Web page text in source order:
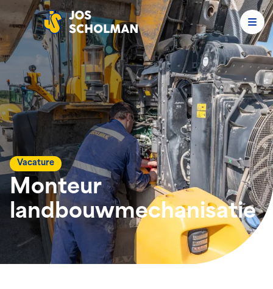
Jos Scholman
Monteur
landbouwmechanisatie
Vacature